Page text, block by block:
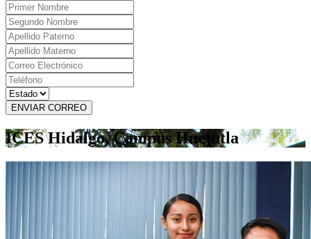
ENVIAR CORREO
ICES Hidalgo, Campus Huejutla